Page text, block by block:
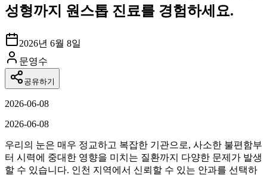
성형까지 원스톱 진료를 경험하세요.
2026년 6월 8일
문영수
공유하기
2026-06-08
2026-06-08
우리의 눈은 매우 정교하고 복잡한 기관으로, 사소한 불편함부
터 시력에 중대한 영향을 미치는 질환까지 다양한 문제가 발생
할 수 있습니다. 인천 지역에서 신뢰할 수 있는 안과를 선택하